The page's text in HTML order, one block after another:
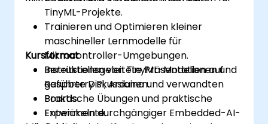
TinyML-Projekte.
Trainieren und Optimieren kleiner
maschineller Lernmodelle für
Mikrocontroller-Umgebungen.
Bereitstellen von TinyML-Modellen auf
Raspberry Pi, Arduino und verwandten
Boards.
Entwickeln durchgängiger Embedded-AI-
Kursformat
Instruktionsgeleitete Präsentationen und
geführte Diskussionen.
Praktische Übungen und praktische
Experimente.